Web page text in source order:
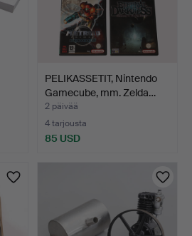
PELIKASSETIT, Nintendo
Gamecube, mm. Zelda…
2 päivää
4 tarjousta
85 USD